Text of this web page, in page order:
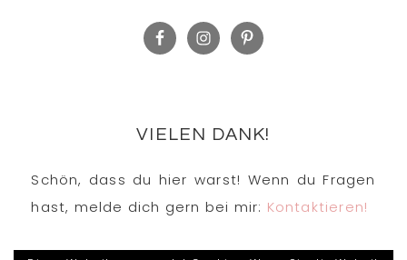
VIELEN DANK!
Schön, dass du hier warst! Wenn du Fragen
hast, melde dich gern bei mir: Kontaktieren!